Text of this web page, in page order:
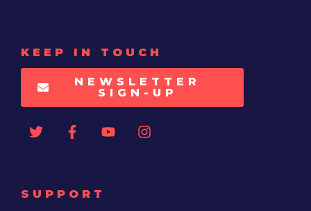
KEEP IN TOUCH
NEWSLETTER
SIGN-UP
SUPPORT